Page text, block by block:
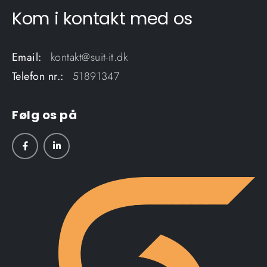
Kom i kontakt med os
Email:
kontakt@suit-it.dk
Telefon nr.:
51891347
Følg os på